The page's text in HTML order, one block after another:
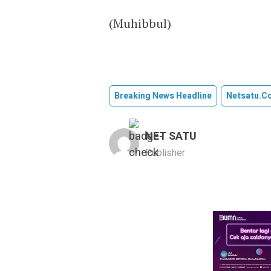
(Muhibbul)
Breaking News Headline
NET SATU
Publisher